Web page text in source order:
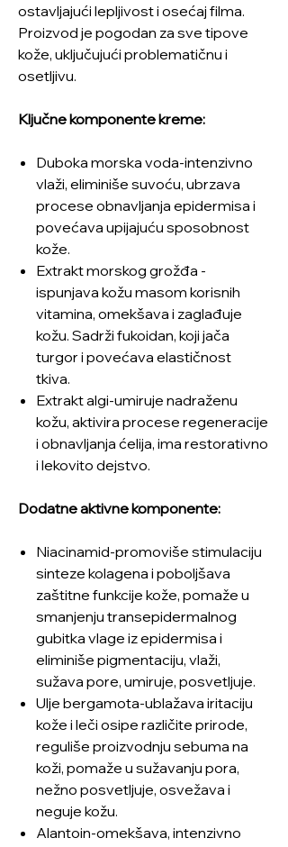
ostavljajući lepljivost i osećaj filma.
Proizvod je pogodan za sve tipove
kože, uključujući problematičnu i
osetljivu.
Ključne komponente kreme:
Duboka morska voda-intenzivno
vlaži, eliminiše suvoću, ubrzava
procese obnavljanja epidermisa i
povećava upijajuću sposobnost
kože.
Extrakt morskog grožđa -
ispunjava kožu masom korisnih
vitamina, omekšava i zaglađuje
kožu. Sadrži fukoidan, koji jača
turgor i povećava elastičnost
tkiva.
Extrakt algi-umiruje nadraženu
kožu, aktivira procese regeneracije
i obnavljanja ćelija, ima restorativno
i lekovito dejstvo.
Dodatne aktivne komponente:
Niacinamid-promoviše stimulaciju
sinteze kolagena i poboljšava
zaštitne funkcije kože, pomaže u
smanjenju transepidermalnog
gubitka vlage iz epidermisa i
eliminiše pigmentaciju, vlaži,
sužava pore, umiruje, posvetljuje.
Ulje bergamota-ublažava iritaciju
kože i leči osipe različite prirode,
reguliše proizvodnju sebuma na
koži, pomaže u sužavanju pora,
nežno posvetljuje, osvežava i
neguje kožu.
Alantoin-omekšava, intenzivno